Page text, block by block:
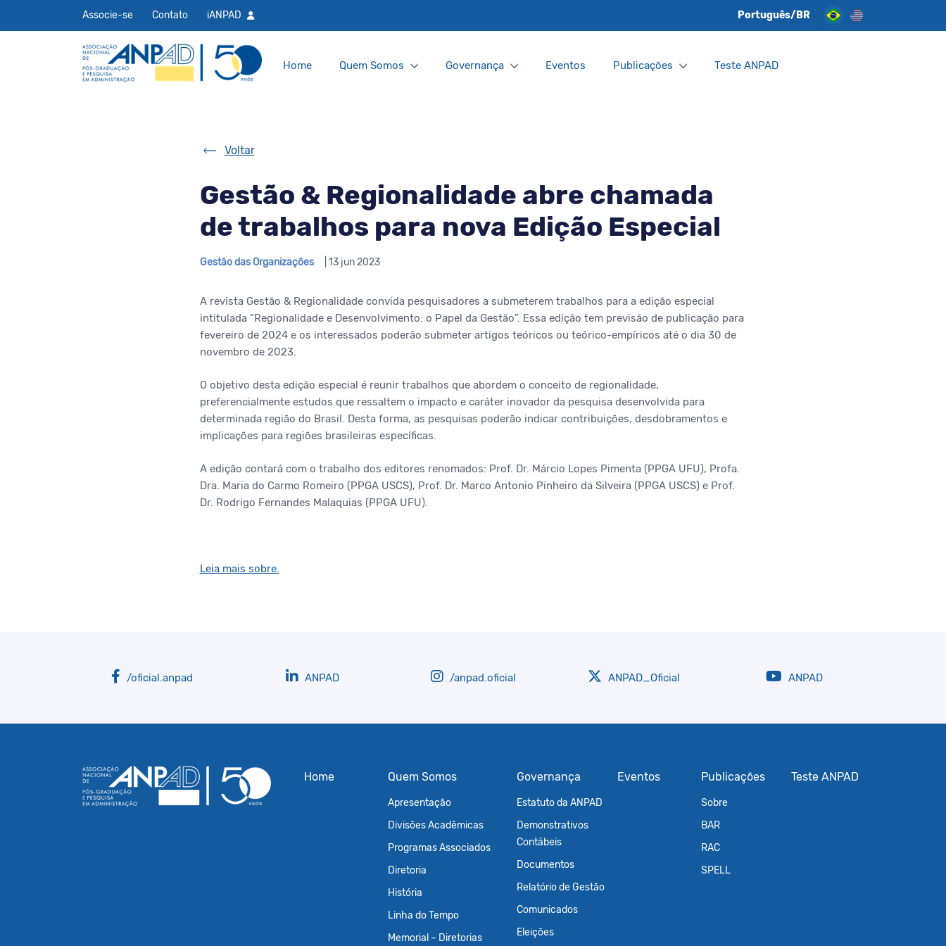
Associe-se Contato iANPAD Português/BR
Home Quem Somos Governança Eventos Publicações Teste ANPAD
Voltar
Gestão & Regionalidade abre chamada
de trabalhos para nova Edição Especial
Gestão das Organizações | 13 jun 2023
A revista Gestão & Regionalidade convida pesquisadores a submeterem trabalhos para a edição especial
intitulada “Regionalidade e Desenvolvimento: o Papel da Gestão”. Essa edição tem previsão de publicação para
fevereiro de 2024 e os interessados poderão submeter artigos teóricos ou teórico-empíricos até o dia 30 de
novembro de 2023.
O objetivo desta edição especial é reunir trabalhos que abordem o conceito de regionalidade,
preferencialmente estudos que ressaltem o impacto e caráter inovador da pesquisa desenvolvida para
determinada região do Brasil. Desta forma, as pesquisas poderão indicar contribuições, desdobramentos e
implicações para regiões brasileiras específicas.
A edição contará com o trabalho dos editores renomados: Prof. Dr. Márcio Lopes Pimenta (PPGA UFU), Profa.
Dra. Maria do Carmo Romeiro (PPGA USCS), Prof. Dr. Marco Antonio Pinheiro da Silveira (PPGA USCS) e Prof.
Dr. Rodrigo Fernandes Malaquias (PPGA UFU).
Leia mais sobre.
/oficial.anpad ANPAD /anpad.oficial ANPAD_Oficial ANPAD
Home Quem Somos
Apresentação
Divisões Acadêmicas
Programas Associados
Diretoria
História
Linha do Tempo
Memorial – Diretorias
Governança
Estatuto da ANPAD
Demonstrativos
Contábeis
Documentos
Relatório de Gestão
Comunicados
Eleições
Eventos Publicações
Sobre
BAR
RAC
SPELL
Teste ANPAD